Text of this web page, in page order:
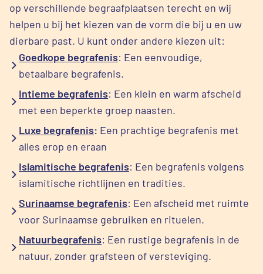
op verschillende begraafplaatsen terecht en wij
helpen u bij het kiezen van de vorm die bij u en uw
dierbare past. U kunt onder andere kiezen uit:
Goedkope begrafenis: Een eenvoudige,
betaalbare begrafenis.
Intieme begrafenis: Een klein en warm afscheid
met een beperkte groep naasten.
Luxe begrafenis: Een prachtige begrafenis met
alles erop en eraan
Islamitische begrafenis: Een begrafenis volgens
islamitische richtlijnen en tradities.
Surinaamse begrafenis: Een afscheid met ruimte
voor Surinaamse gebruiken en rituelen.
Natuurbegrafenis: Een rustige begrafenis in de
natuur, zonder grafsteen of versteviging.